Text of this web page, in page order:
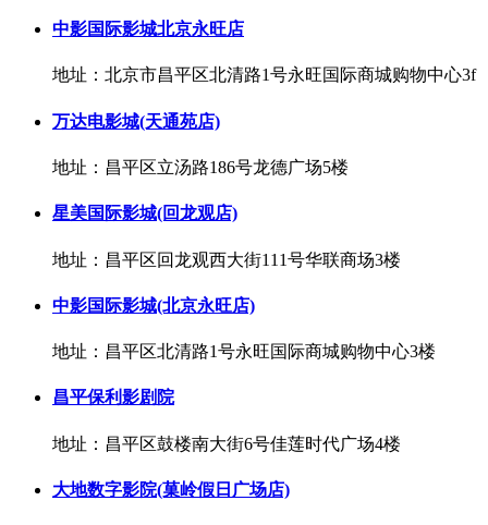
中影国际影城北京永旺店
地址：北京市昌平区北清路1号永旺国际商城购物中心3f
万达电影城(天通苑店)
地址：昌平区立汤路186号龙德广场5楼
星美国际影城(回龙观店)
地址：昌平区回龙观西大街111号华联商场3楼
中影国际影城(北京永旺店)
地址：昌平区北清路1号永旺国际商城购物中心3楼
昌平保利影剧院
地址：昌平区鼓楼南大街6号佳莲时代广场4楼
大地数字影院(菓岭假日广场店)